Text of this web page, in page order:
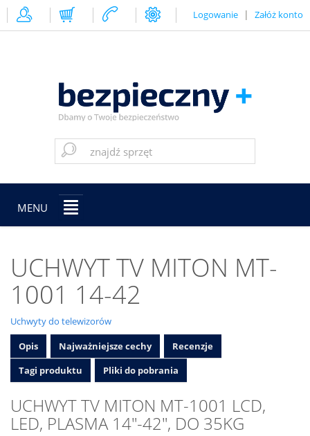
Logowanie | Załóż konto
MENU
UCHWYT TV MITON MT-
1001 14-42
Uchwyty do telewizorów
Opis
Najważniejsze cechy
Recenzje
Tagi produktu
Pliki do pobrania
UCHWYT TV MITON MT-1001 LCD,
LED, PLASMA 14″-42″, DO 35KG